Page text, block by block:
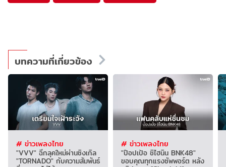
บทความที่เกี่ยวข้อง
# ข่าวเพลงไทย
"VVV" ฉีกลุคใหม่ผ่านซิงเกิล
"TORNADO" กับความสัมพันธ์
# ข่าวเพลงไทย
"ป๊อปเป้อ ชิไฮนิน BNK48"
ขอบคุณทุกแรงซัพพอร์ต หลัง